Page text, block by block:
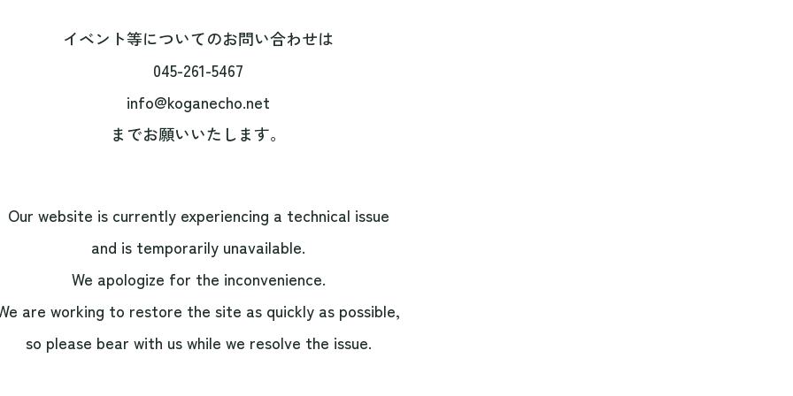
イベント等についてのお問い合わせは
045-261-5467
info@koganecho.net
までお願いいたします。
Our website is currently experiencing a technical issue
and is temporarily unavailable.
We apologize for the inconvenience.
are working to restore the site as quickly as possible,
so please bear with us while we resolve the issue.